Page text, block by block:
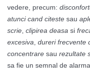
vedere, precum:
atunci cand citeste sau
scrie clipirea deasa si
excesiva dureri frecvente
concentrare sau rezultate
sa fie un semnal de